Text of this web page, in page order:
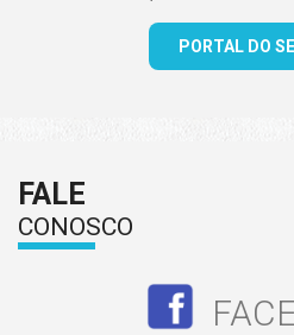
PORTAL DO
FALE
CONOSCO